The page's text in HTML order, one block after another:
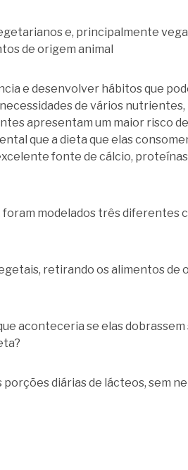
e, principalmente
de origem animal
e desenvolver hábitos que
de vários
apresentam um maior risco
que a dieta que elas
fonte de cálcio,
modelados três diferentes
retirando os alimentos de
aconteceria se elas dobrassem
diárias de lácteos, sem